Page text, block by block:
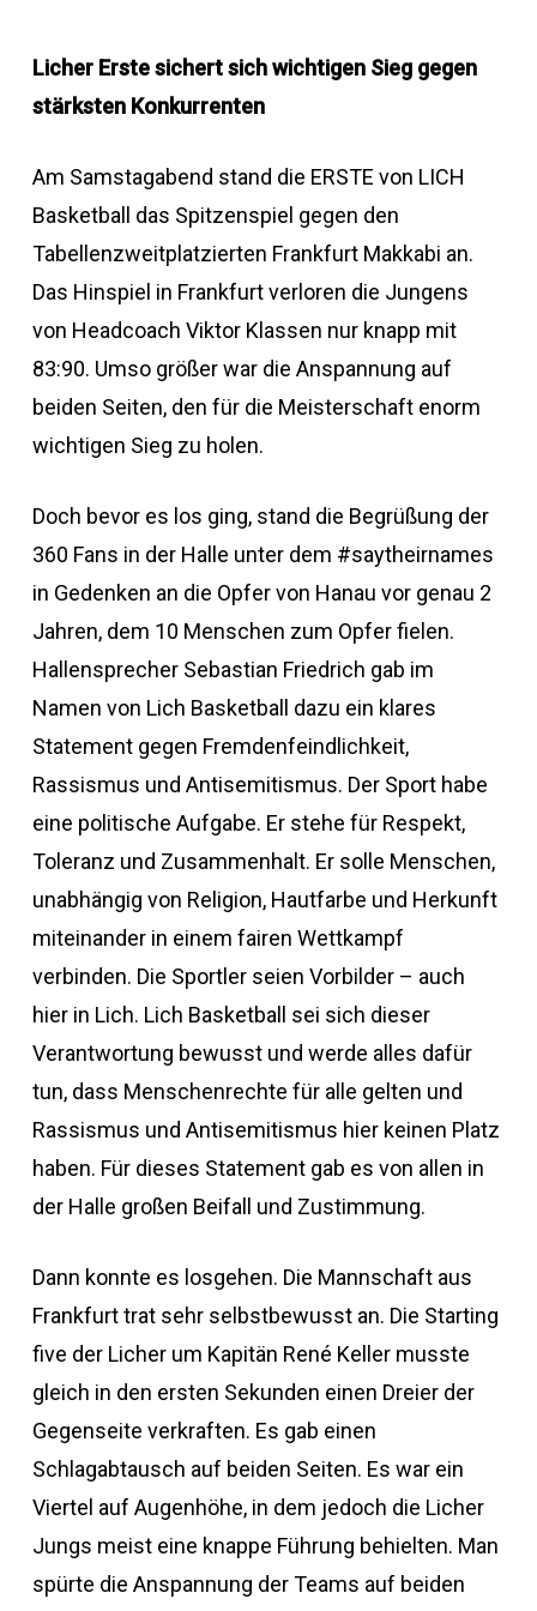
Licher Erste sichert sich wichtigen Sieg gegen
stärksten Konkurrenten
Am Samstagabend stand die ERSTE von LICH
Basketball das Spitzenspiel gegen den
Tabellenzweitplatzierten Frankfurt Makkabi an.
Das Hinspiel in Frankfurt verloren die Jungens
von Headcoach Viktor Klassen nur knapp mit
83:90. Umso größer war die Anspannung auf
beiden Seiten, den für die Meisterschaft enorm
wichtigen Sieg zu holen.
Doch bevor es los ging, stand die Begrüßung der
360 Fans in der Halle unter dem #saytheirnames
in Gedenken an die Opfer von Hanau vor genau 2
Jahren, dem 10 Menschen zum Opfer fielen.
Hallensprecher Sebastian Friedrich gab im
Namen von Lich Basketball dazu ein klares
Statement gegen Fremdenfeindlichkeit,
Rassismus und Antisemitismus. Der Sport habe
eine politische Aufgabe. Er stehe für Respekt,
Toleranz und Zusammenhalt. Er solle Menschen,
unabhängig von Religion, Hautfarbe und Herkunft
miteinander in einem fairen Wettkampf
verbinden. Die Sportler seien Vorbilder – auch
hier in Lich. Lich Basketball sei sich dieser
Verantwortung bewusst und werde alles dafür
tun, dass Menschenrechte für alle gelten und
Rassismus und Antisemitismus hier keinen Platz
haben. Für dieses Statement gab es von allen in
der Halle großen Beifall und Zustimmung.
Dann konnte es losgehen. Die Mannschaft aus
Frankfurt trat sehr selbstbewusst an. Die Starting
five der Licher um Kapitän René Keller musste
gleich in den ersten Sekunden einen Dreier der
Gegenseite verkraften. Es gab einen
Schlagabtausch auf beiden Seiten. Es war ein
Viertel auf Augenhöhe, in dem jedoch die Licher
Jungs meist eine knappe Führung behielten. Man
spürte die Anspannung der Teams auf beiden